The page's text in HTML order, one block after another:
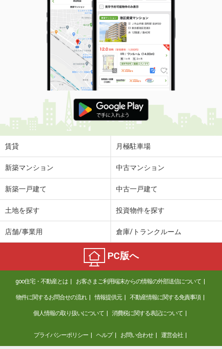
賃貸 月極駐車場
新築マンション 中古マンション
新築一戸建て 中古一戸建て
土地を探す 投資物件を探す
店舗/事業用 倉庫/トランクルーム
PC版へ
goo住宅・不動産とは お客さまご利用端末からの情報の外部送信について
物件に関するお問合せの流れ 情報提供元 不動産情報に関する免責事項
個人情報の取り扱いについて 消費税に関する表記について
プライバシーポリシー ヘルプ お問い合わせ 運営会社